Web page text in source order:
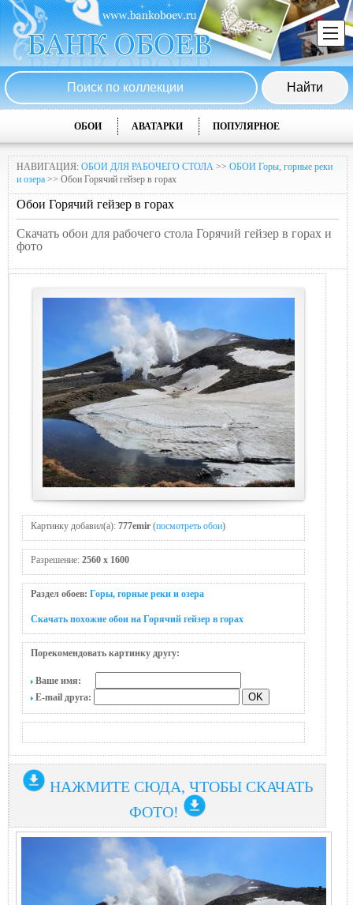
ОБОИ АВАТАРКИ ПОПУЛЯРНОЕ
НАВИГАЦИЯ: ОБОИ ДЛЯ РАБОЧЕГО СТОЛА >> ОБОИ Горы, горные реки
и озера >> Обои Горячий гейзер в горах
Обои Горячий гейзер в горах
Скачать обои для рабочего стола Горячий гейзер в горах и
фото
Картинку добавил(а): 777emir (посмотреть обои)
Разрешение: 2560 x 1600
Раздел обоев: Горы, горные реки и озера
Скачать похожие обои на Горячий гейзер в горах
Порекомендовать картинку другу:
Ваше имя:
E-mail друга:
НАЖМИТЕ СЮДА, ЧТОБЫ СКАЧАТЬ
ФОТО!